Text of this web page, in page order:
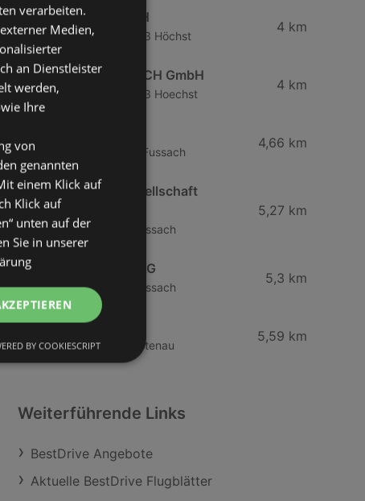
Mazda Austria GmbH
Schwanenstraße 3, 6973 Höchst
4 km
RENAULT ÖSTERREICH GmbH
Schwanenstraße 3, 6973 Hoechst
4 km
Harderstraße 84, 6972 Fussach
4,66 km
Peugeot Austria Gesellschaft
m.b.H.
Harderstraße 1, 6972 Fussach
5,27 km
Leitner GmbH & Co KG
Harderstraße 1, 6972 Fussach
5,3 km
OMV
Hagstraße 27, 6890 Lustenau
5,59 km
Weiterführende Links
BestDrive Angebote
Aktuelle BestDrive Flugblätter
verarbeiten.
Medien,
an Dienstleister
werden,
Ihre
von
genannten
einem Klick auf
Klick auf
unten auf der
Sie in unserer
BY COOKIESCRIPT